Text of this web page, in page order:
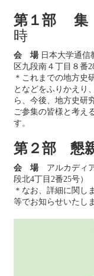
第１部
時
会 場日本大学通信
区九段南４丁目８番
＊これまでの地方史
となどをふりかえり
ら、今後、地方史研
ご参集の皆様と考え
す。
第２部 懇
会 場アルカディア
段北4丁目2番25号）
＊なお、詳細に関し
等でお知らせいたし